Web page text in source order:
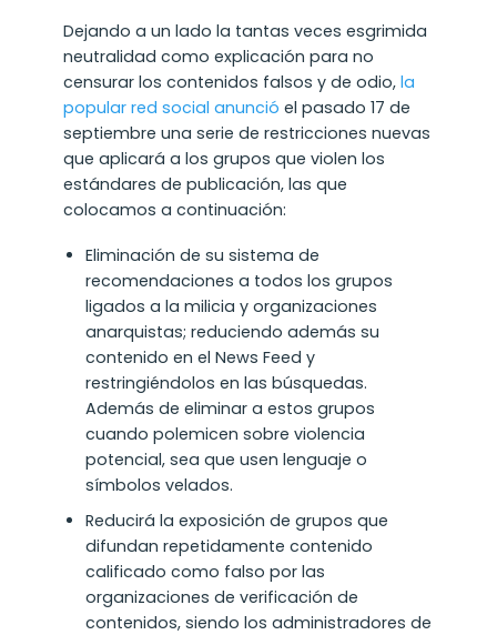
Dejando a un lado la tantas veces esgrimida
neutralidad como explicación para no
censurar los contenidos falsos y de odio, la
popular red social anunció el pasado 17 de
septiembre una serie de restricciones nuevas
que aplicará a los grupos que violen los
estándares de publicación, las que
colocamos a continuación:
Eliminación de su sistema de
recomendaciones a todos los grupos
ligados a la milicia y organizaciones
anarquistas; reduciendo además su
contenido en el News Feed y
restringiéndolos en las búsquedas.
Además de eliminar a estos grupos
cuando polemicen sobre violencia
potencial, sea que usen lenguaje o
símbolos velados.
Reducirá la exposición de grupos que
difundan repetidamente contenido
calificado como falso por las
organizaciones de verificación de
contenidos, siendo los administradores de